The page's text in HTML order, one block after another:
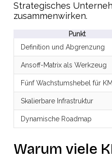
Strategisches
zusammenwirken.
Punkt
Definition und Abgrenzung
Ansoff-Matrix als Werkzeug
Fünf Wachstumshebel für
Skalierbare Infrastruktur
Dynamische Roadmap
Warum viele